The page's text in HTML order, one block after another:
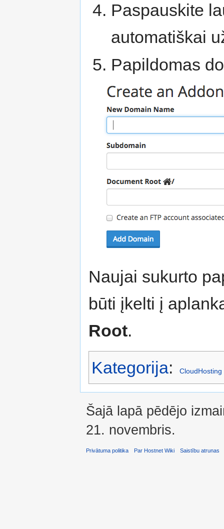
Paspauskite
automatiškai
Papildomas
Naujai sukurto
būti įkelti į
Root.
Kategorija: CloudHosting
Šajā lapā pēdējo
21. novembris.
Privātuma politika Par Hostnet Wiki Saistību atrunas